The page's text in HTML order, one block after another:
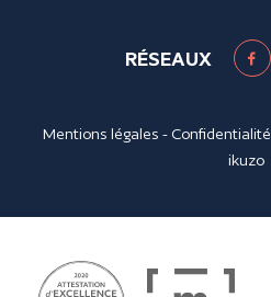
RÉSEAUX
Mentions légales - Confidentialité
ikuzo